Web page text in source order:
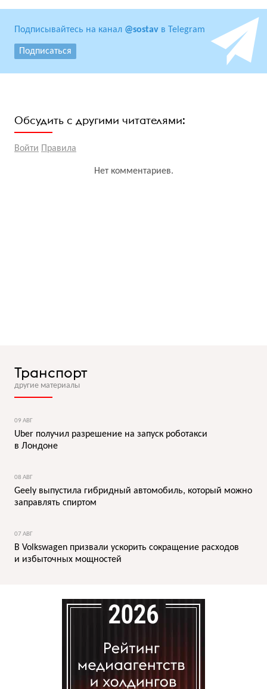
Подписывайтесь на канал @sostav в Telegram
Подписаться
Обсудить с другими читателями:
Войти Правила
Нет комментариев.
Транспорт
другие материалы
09 АВГ
Uber получил разрешение на запуск роботакси
в Лондоне
08 АВГ
Geely выпустила гибридный автомобиль, который можно
заправлять спиртом
07 АВГ
В Volkswagen призвали ускорить сокращение расходов
и избыточных мощностей